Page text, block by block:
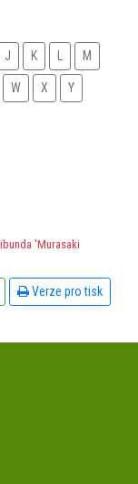
J K M
W X Y
'Murasaki
Verze pro tisk